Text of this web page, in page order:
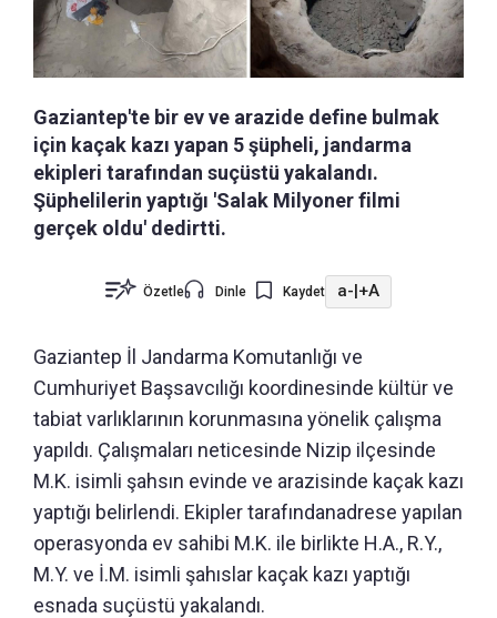
Gaziantep'te bir ev ve arazide define bulmak
için kaçak kazı yapan 5 şüpheli, jandarma
ekipleri tarafından suçüstü yakalandı.
Şüphelilerin yaptığı 'Salak Milyoner filmi
gerçek oldu' dedirtti.
Özetle Dinle Kaydet a-|+A
Gaziantep İl Jandarma Komutanlığı ve
Cumhuriyet Başsavcılığı koordinesinde kültür ve
tabiat varlıklarının korunmasına yönelik çalışma
yapıldı. Çalışmaları neticesinde Nizip ilçesinde
M.K. isimli şahsın evinde ve arazisinde kaçak kazı
yaptığı belirlendi. Ekipler tarafındanadrese yapılan
operasyonda ev sahibi M.K. ile birlikte H.A., R.Y.,
M.Y. ve İ.M. isimli şahıslar kaçak kazı yaptığı
esnada suçüstü yakalandı.